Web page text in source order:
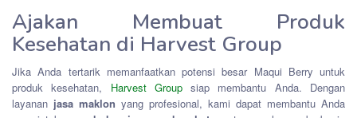
Ajakan Membuat Produk
Kesehatan di Harvest Group
Jika Anda tertarik memanfaatkan potensi besar Maqui Berry untuk
produk kesehatan, Harvest Groupsiap membantu Anda. Dengan
layanan jasa maklon yang profesional, kami dapat membantu Anda